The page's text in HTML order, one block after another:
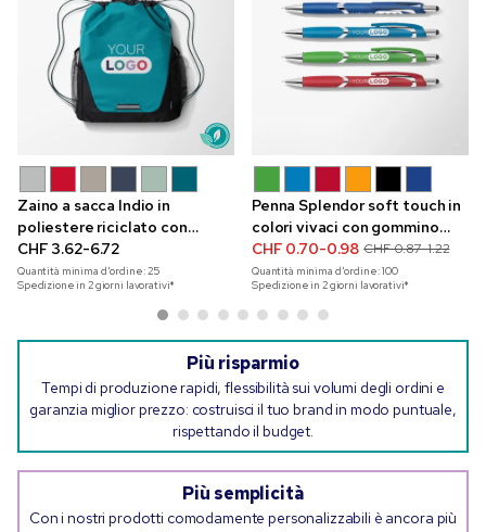
Zaino a sacca Indio in
poliestere riciclato con
stampa a colori
CHF 3.62-6.72
Quantità minima d'ordine:25
Spedizione in 2 giorni lavorativi*
Penna Splendor soft touch in
colori vivaci con gommino
touchscreen
CHF 0.70-0.98 CHF 0.87-1.22
Quantità minima d'ordine:100
Spedizione in 2 giorni lavorativi*
Più risparmio
Tempi di produzione rapidi, flessibilità sui volumi degli ordini e
garanzia miglior prezzo: costruisci il tuo brand in modo puntuale,
rispettando il budget.
Più semplicità
Con i nostri prodotti comodamente personalizzabili è ancora più